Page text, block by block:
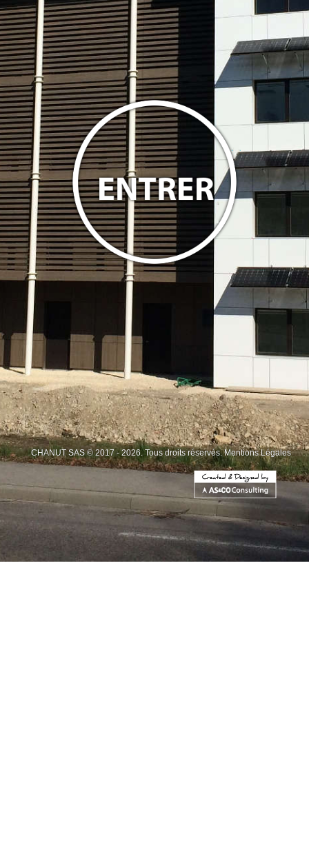
CHANUT SAS © 2017 - 2026. Tous droits réservés.Mentions Légales